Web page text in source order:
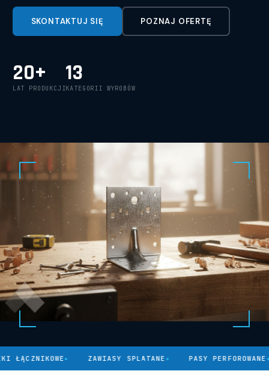
SKONTAKTUJ SIĘ POZNAJ OFERTĘ
20+
LAT PRODUKCJI
13
KATEGORII WYROBÓW
ZAWIASY SPLATANE PASY PERFOROWANE